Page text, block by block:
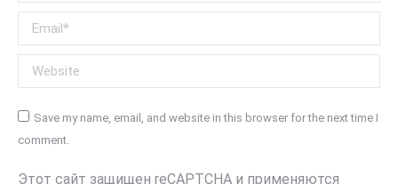
Email *
Website
Save my name, email, and website in this browser for the next time I
comment.
Этот сайт защищен reCAPTCHA и применяются